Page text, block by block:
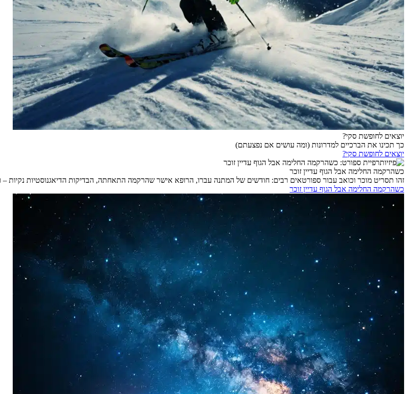
יוצאים לחופשת סקי?
כך תכינו את הברכיים למדרונות (ומה עושים אם נפצעתם)
יוצאים לחופשת סקי?
כשהרקמה החלימה אבל הגוף עדיין זוכר
זהו תסריט מוכר וכואב עבור ספורטאים רבים: חודשים של המתנה עברו, הרופא אישר שהרקמה התאחתה, הבדיקות הדיאגנוסטיות נקיות
כשהרקמה החלימה אבל הגוף עדיין זוכר